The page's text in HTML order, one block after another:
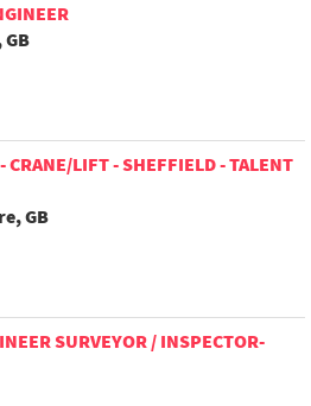
CRANE/LIFT - SHEFFIELD - TALENT
GB
SURVEYOR / INSPECTOR-